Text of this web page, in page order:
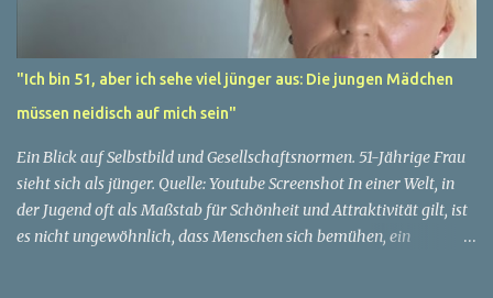
"Ich bin 51, aber ich sehe viel jünger aus: Die jungen Mädchen
müssen neidisch auf mich sein"
Ein Blick auf Selbstbild und Gesellschaftsnormen. 51-Jährige Frau
sieht sich als jünger. Quelle: Youtube Screenshot In einer Welt, in
der Jugend oft als Maßstab für Schönheit und Attraktivität gilt, ist
es nicht ungewöhnlich, dass Menschen sich bemühen, ein